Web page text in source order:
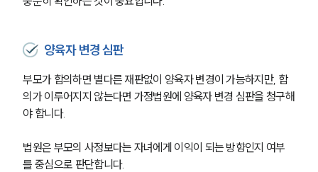
양육자 변경 심판
부모가 합의하면 별다른 재판없이 양육자 변경이 가능하지만, 합
의가 이루어지지 않는다면 가정법원에 양육자 변경 심판을 청구해
야 합니다.
법원은 부모의 사정보다는 자녀에게 이익이 되는 방향인지 여부
를 중심으로 판단합니다.